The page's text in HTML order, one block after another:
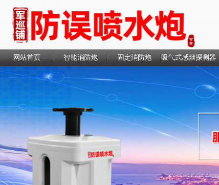
网站首页 智能消防炮 固定消防炮 吸气式感烟探测器
联系我们